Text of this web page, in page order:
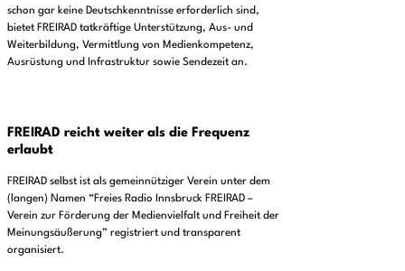
schon gar keine Deutschkenntnisse erforderlich sind,
bietet FREIRAD tatkräftige Unterstützung, Aus- und
Weiterbildung, Vermittlung von Medienkompetenz,
Ausrüstung und Infrastruktur sowie Sendezeit an.
FREIRAD reicht weiter als die Frequenz
erlaubt
FREIRAD selbst ist als gemeinnütziger Verein unter dem
(langen) Namen “Freies Radio Innsbruck FREIRAD –
Verein zur Förderung der Medienvielfalt und Freiheit der
Meinungsäußerung” registriert und transparent
organisiert.